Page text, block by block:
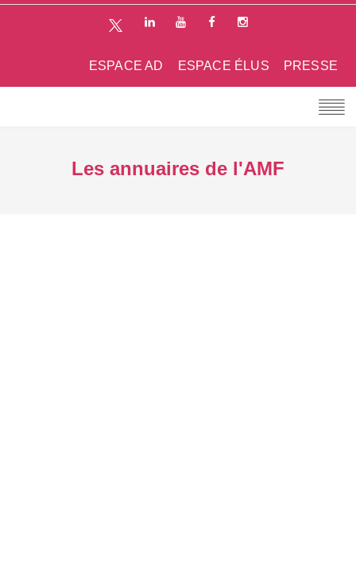
PRESSE
ESPACE ÉLUS
ESPACE AD
Les annuaires de l'AMF